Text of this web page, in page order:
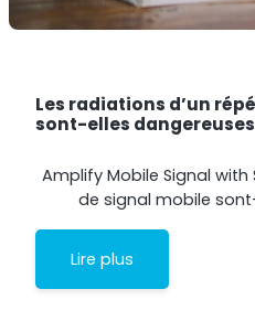
Amélioration du
Les radiations d’un
sont-elles dangereuses
Amplify Mobile Signal with
de signal mobile
Lire plus